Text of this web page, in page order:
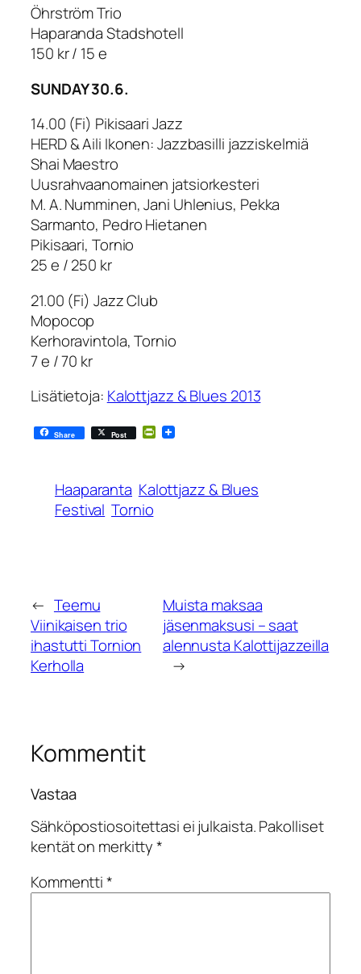
Öhrström Trio
Haparanda Stadshotell
150 kr / 15 e
SUNDAY 30.6.
14.00 (Fi) Pikisaari Jazz
HERD & Aili Ikonen: Jazzbasilli jazziskelmiä
Shai Maestro
Uusrahvaanomainen jatsiorkesteri
M. A. Numminen, Jani Uhlenius, Pekka
Sarmanto, Pedro Hietanen
Pikisaari, Tornio
25 e / 250 kr
21.00 (Fi) Jazz Club
Mopocop
Kerhoravintola, Tornio
7 e / 70 kr
Lisätietoja: Kalottjazz & Blues 2013
Share Post PrintFriendly
Haaparanta Kalottjazz & Blues
Festival Tornio
← Teemu
Viinikaisen trio
ihastutti Tornion
Kerholla
Muista maksaa
jäsenmaksusi – saat
alennusta Kalottijazzeilla
→
Kommentit
Vastaa
Sähköpostiosoitettasi ei julkaista.Pakolliset
kentät on merkitty*
Kommentti*